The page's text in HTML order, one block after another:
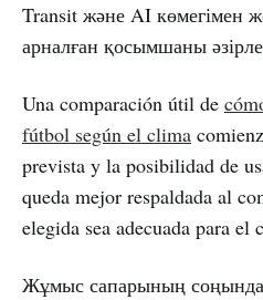
Transit және AI көмегімен
арналған қосымшаны
Una comparación útil de
fútbol según el clima
prevista y la posibilidad de
queda mejor respaldada al
elegida sea adecuada para el
Жұмыс сапарының